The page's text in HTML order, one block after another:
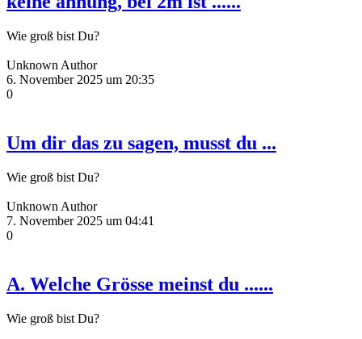
Wie groß bist Du?
Unknown Author
6. November 2025 um 20:35
0
Um dir das zu sagen, musst du ...
Wie groß bist Du?
Unknown Author
7. November 2025 um 04:41
0
A. Welche Grösse meinst du ......
Wie groß bist Du?